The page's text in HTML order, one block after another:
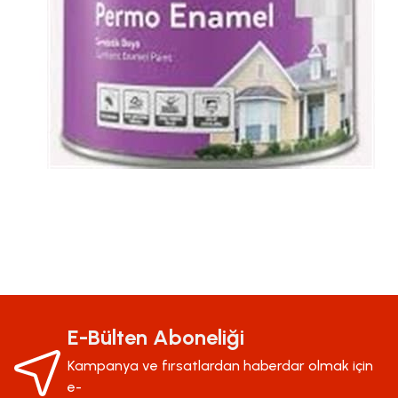
Ürün resmi kalitesiz, bozuk veya görüntülenemiyor.
Ürün açıklamasında eksik bilgiler bulunuyor.
Ürün bilgilerinde hatalar bulunuyor.
E-Bülten Aboneliği
Kampanya ve fırsatlardan haberdar olmak için
e-